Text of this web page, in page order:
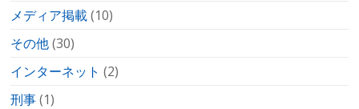
メディア掲載(10)
その他(30)
インターネット (2)
刑事(1)